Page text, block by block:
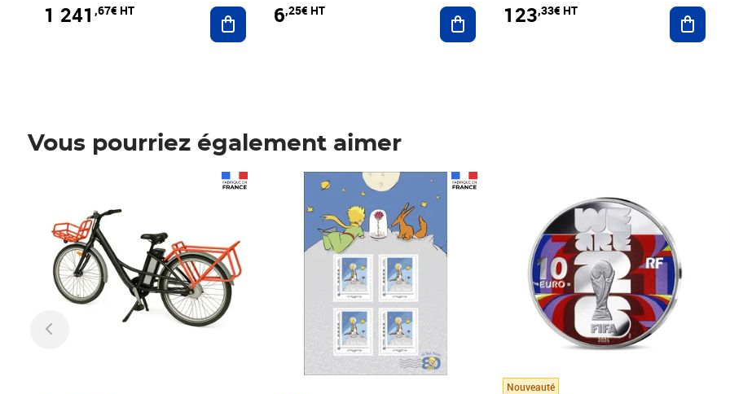
1 241 ,67€ HT Ajouter au panier
6,25€ HT Ajouter au panier
123,33€ HT
Vous pourriez également aimer
Prix 6,25€ HT
Nouveauté